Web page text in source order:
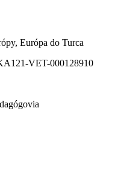
Európa do Turca
VET-000128910